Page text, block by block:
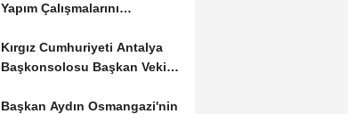
Yapım Çalışmalarını
Kırgız Cumhuriyeti Antalya
Başkonsolosu Başkan Vekili
Başkan Aydın Osmangazi'nin